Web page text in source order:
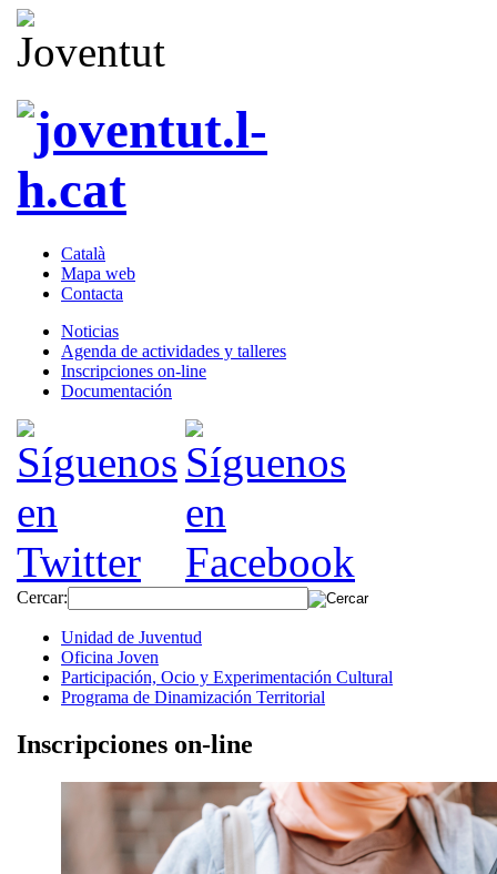
Català
Mapa web
Contacta
Noticias
Agenda de actividades y talleres
Inscripciones on-line
Documentación
Cercar:
Unidad de Juventud
Oficina Joven
Participación, Ocio y Experimentación Cultural
Programa de Dinamización Territorial
Inscripciones on-line